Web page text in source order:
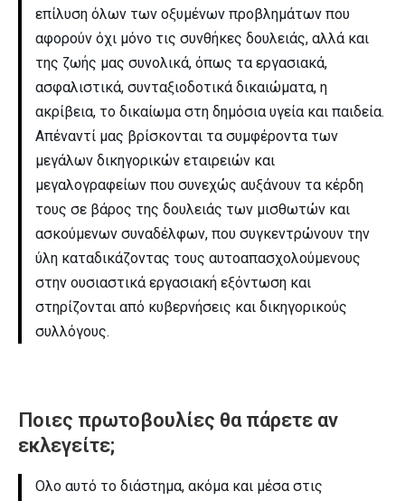
επίλυση όλων των οξυμένων προβλημάτων που
αφορούν όχι μόνο τις συνθήκες δουλειάς, αλλά και
της ζωής μας συνολικά, όπως τα εργασιακά,
ασφαλιστικά, συνταξιοδοτικά δικαιώματα, η
ακρίβεια, το δικαίωμα στη δημόσια υγεία και παιδεία.
Απέναντί μας βρίσκονται τα συμφέροντα των
μεγάλων δικηγορικών εταιρειών και
μεγαλογραφείων που συνεχώς αυξάνουν τα κέρδη
τους σε βάρος της δουλειάς των μισθωτών και
ασκούμενων συναδέλφων, που συγκεντρώνουν την
ύλη καταδικάζοντας τους αυτοαπασχολούμενους
στην ουσιαστικά εργασιακή εξόντωση και
στηρίζονται από κυβερνήσεις και δικηγορικούς
συλλόγους.
Ποιες πρωτοβουλίες θα πάρετε αν
εκλεγείτε;
Ολο αυτό το διάστημα, ακόμα και μέσα στις